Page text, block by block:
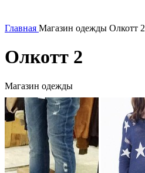
Главная Магазин одежды Олкотт 2
Олкотт 2
Магазин одежды